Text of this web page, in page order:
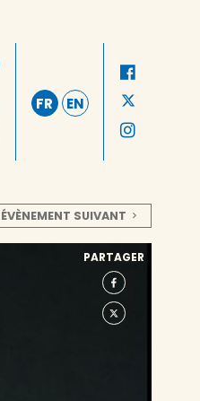
FR EN
ÉVÈNEMENT SUIVANT
PARTAGER